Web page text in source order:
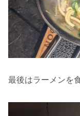
最後はラーメンを